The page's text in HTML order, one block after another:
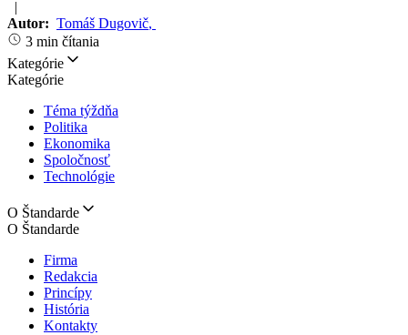
|
Autor: Tomáš Dugovič,
3 min čítania
Kategórie
Kategórie
Téma týždňa
Politika
Ekonomika
Spoločnosť
Technológie
O Štandarde
O Štandarde
Firma
Redakcia
Princípy
História
Kontakty